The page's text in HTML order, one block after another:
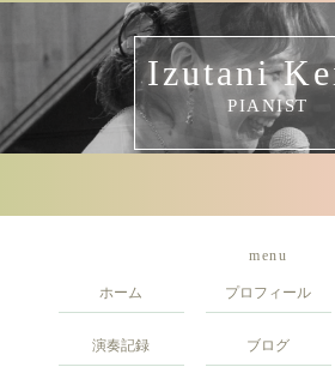
Izutani
PIANIST
menu
ホーム プロフィール
演奏記録 ブログ